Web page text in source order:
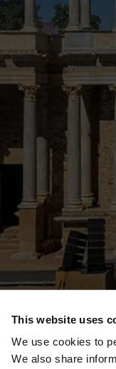
This website uses
We use cookies to
We also share